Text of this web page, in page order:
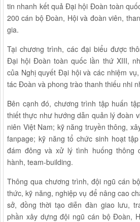
tin nhanh kết quả Đại hội Đoàn toàn
200 cán bộ Đoàn, Hội và đoàn viên,
gia.
Tại chương trình, các đại biểu được
Đại hội Đoàn toàn quốc lần thứ XIII,
của Nghị quyết Đại hội và các nhiệm
tác Đoàn và phong trào thanh thiếu nhi
Bên cạnh đó, chương trình tập huấn
thiết thực như hướng dẫn quản lý đoàn
niên Việt Nam; kỹ năng truyền thông,
fanpage; kỹ năng tổ chức sinh hoạt
đám đông và xử lý tình huống thông
hành, team-building.
Thông qua chương trình, đội ngũ cán
thức, kỹ năng, nghiệp vụ để nâng cao
sở, đồng thời tạo diễn đàn giao lưu,
phần xây dựng đội ngũ cán bộ Đoàn,